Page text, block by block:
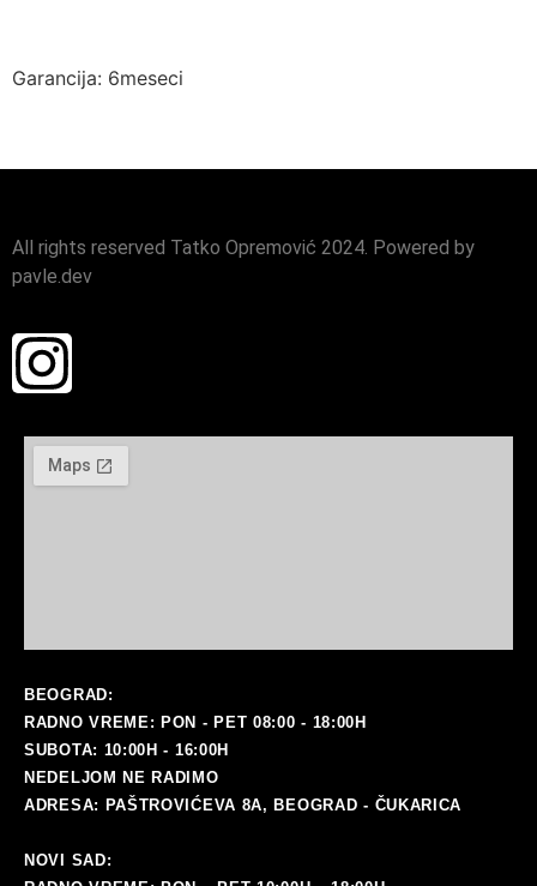
Garancija: 6meseci
All rights reserved Tatko Opremović 2024. Powered by
pavle.dev
BEOGRAD:
RADNO VREME: PON - PET 08:00 - 18:00H
SUBOTA: 10:00H - 16:00H
NEDELJOM NE RADIMO
ADRESA: PAŠTROVIĆEVA 8A, BEOGRAD - ČUKARICA
NOVI SAD: